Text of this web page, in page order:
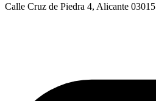
Calle Cruz de Piedra 4, Alicante 03015